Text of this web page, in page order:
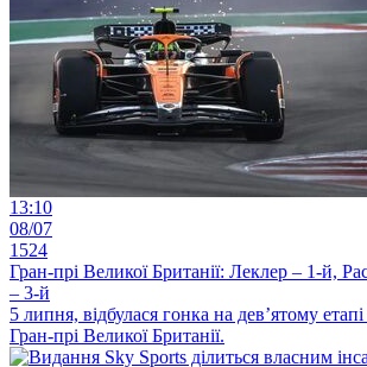
13:10
08/07
1524
Гран-прі Великої Британії: Леклер – 1-й,
– 3-й
5 липня, відбулася гонка на дев’ятому
Гран-прі Великої Британії.